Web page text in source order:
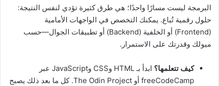
البرمجة ليست مسارًا واحدًا؛ هي طرق كثيرة تؤدي لنفس النتيجة:
حلول رقمية تُباع. يمكنك التخصص في الواجهات الأمامية
(Frontend) أو الخلفية (Backend) أو تطبيقات الجوال—حسب
ميولك وقدرتك على الاستمرار.
كيف تتعلمها؟
ابدأ بـ HTML وCSS وJavaScript عبر
freeCodeCamp أو The Odin Project. كل ما بعد ذلك يصبح